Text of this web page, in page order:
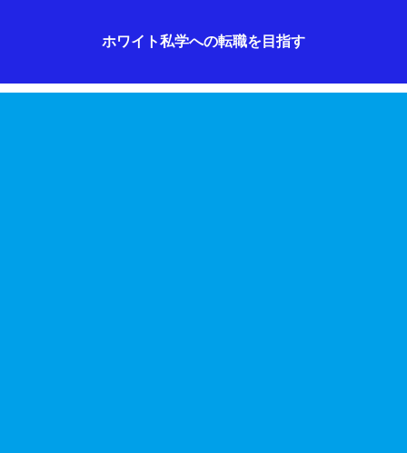
ホワイト私学への転職を目指す